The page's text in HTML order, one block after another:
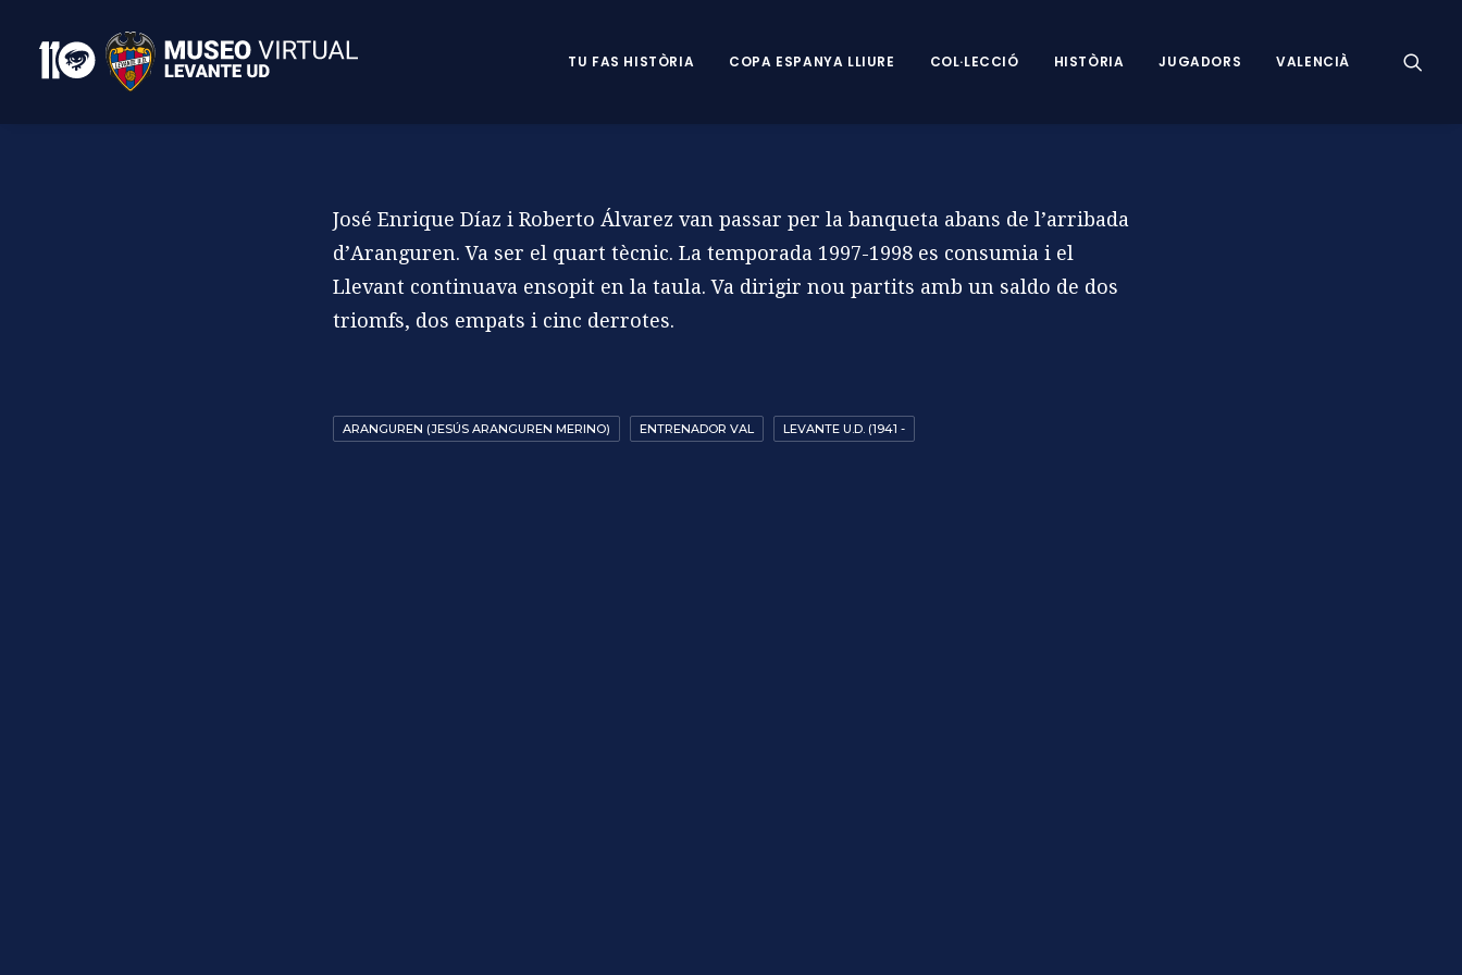
TU FAS HISTÒRIA COPA ESPANYA LLIURE COL·LECCIÓ HISTÒRIA JUGADORS VALENCIÀ
José Enrique Díaz i Roberto Álvarez van passar per la banqueta abans de l’arribada
d’Aranguren. Va ser el quart tècnic. La temporada 1997-1998 es consumia i el
Llevant continuava ensopit en la taula. Va dirigir nou partits amb un saldo de dos
triomfs, dos empats i cinc derrotes.
ARANGUREN (JESÚS ARANGUREN MERINO) ENTRENADOR VAL LEVANTE U.D. (1941 -